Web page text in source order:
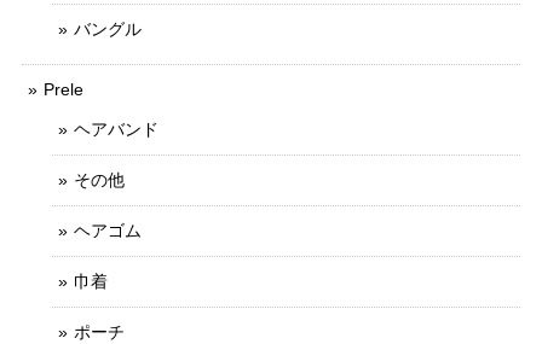
バングル
Prele
ヘアバンド
その他
ヘアゴム
巾着
ポーチ